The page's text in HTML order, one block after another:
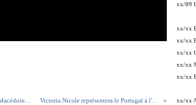
Ana Vanchevska et Aleksej Ivanovski représenteront la Macédoine à l'Eurovision J Victoria Nicole représentera le Portugal à l'Eurovision J
xx/09
xx/xx
xx/xx
xx/xx
xx/xx
xx/xx
xx/xx